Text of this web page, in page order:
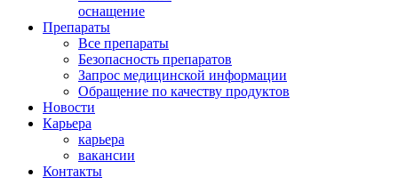
оснащение
Препараты
Все препараты
Безопасность препаратов
Запрос медицинской информации
Обращение по качеству продуктов
Новости
Карьера
карьера
вакансии
Контакты